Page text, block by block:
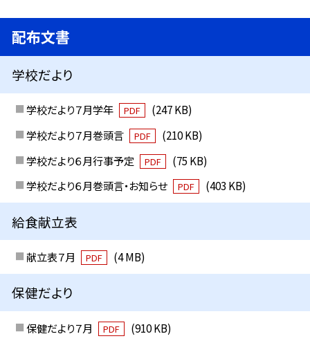
配布文書
学校だより
学校だより７月学年 PDF
(247 KB)
学校だより７月巻頭言
PDF
(210 KB)
学校だより６月行事予定
PDF
(75 KB)
学校だより６月巻頭言・お知らせ
PDF (403 KB)
給食献立表
献立表７月 PDF (4 MB)
保健だより
保健だより７月 PDF
(910 KB)